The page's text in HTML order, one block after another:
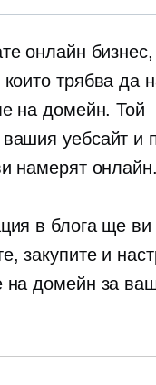
онлайн
трябва да
на домейн. Той
уебсайт и
намерят онлайн.
в блога ще
закупите и
на домейн за